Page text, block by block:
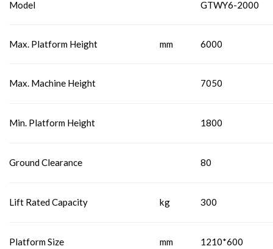
Model GTWY6-2000
Max. Platform Height mm 6000
Max. Machine Height 7050
Min. Platform Height 1800
Ground Clearance 80
Lift Rated Capacity kg 300
Platform Size mm 1210*600